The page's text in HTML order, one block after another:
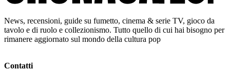
News, recensioni, guide su fumetto, cinema & serie TV, gioco da
tavolo e di ruolo e collezionismo. Tutto quello di cui hai bisogno per
rimanere aggiornato sul mondo della cultura pop
Contatti